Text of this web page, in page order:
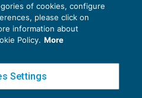
Policy
Policy
of cookies, configure
please click on
information about
Policy. More
Settings